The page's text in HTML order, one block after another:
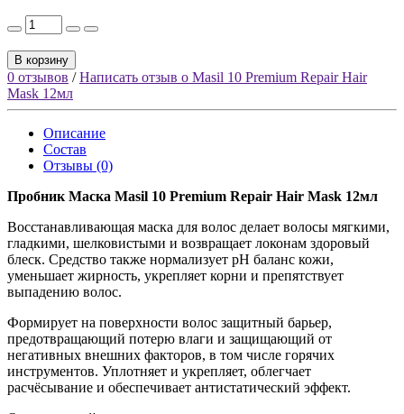
В корзину
0 отзывов /Написать отзыв о Masil 10 Premium Repair Hair
Mask 12мл
Описание
Состав
Отзывы (0)
Пробник Маска Masil 10 Premium Repair Hair Mask 12мл
Восстанавливающая маска для волос делает волосы мягкими,
гладкими, шелковистыми и возвращает локонам здоровый
блеск. Средство также нормализует рН баланс кожи,
уменьшает жирность, укрепляет корни и препятствует
выпадению волос.
Формирует на поверхности волос защитный барьер,
предотвращающий потерю влаги и защищающий от
негативных внешних факторов, в том числе горячих
инструментов. Уплотняет и укрепляет, облегчает
расчёсывание и обеспечивает антистатический эффект.